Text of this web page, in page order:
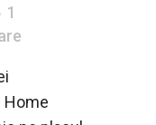
1
Home